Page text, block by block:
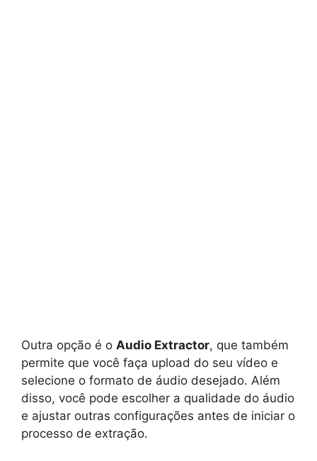
Outra opção é o Audio Extractor, que também
permite que você faça upload do seu vídeo e
selecione o formato de áudio desejado. Além
disso, você pode escolher a qualidade do áudio
e ajustar outras configurações antes de iniciar o
processo de extração.